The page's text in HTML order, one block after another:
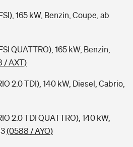
165 kW, Benzin, Coupe, ab
QUATTRO), 165 kW, Benzin,
/ AXT)
2.0 TDI), 140 kW, Diesel, Cabrio,
2.0 TDI QUATTRO), 140 kW,
(0588 / AYO)